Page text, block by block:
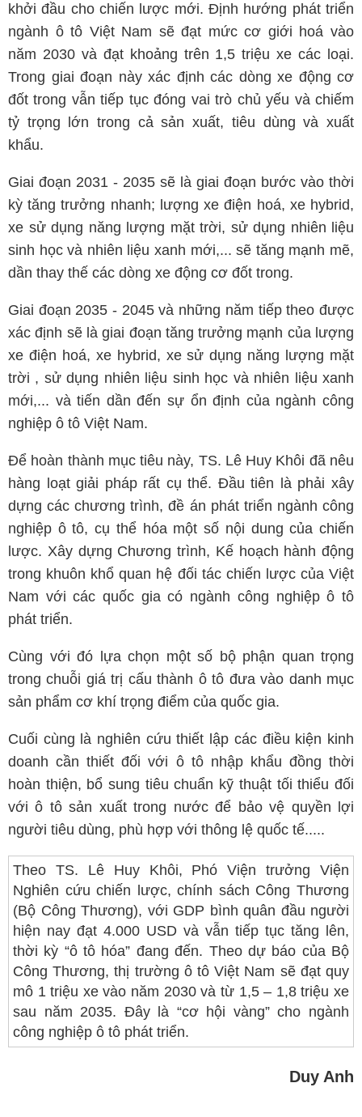
khởi đầu cho chiến lược mới. Định hướng phát triển
ngành ô tô Việt Nam sẽ đạt mức cơ giới hoá vào
năm 2030 và đạt khoảng trên 1,5 triệu xe các loại.
Trong giai đoạn này xác định các dòng xe động cơ
đốt trong vẫn tiếp tục đóng vai trò chủ yếu và chiếm
tỷ trọng lớn trong cả sản xuất, tiêu dùng và xuất
khẩu.
Giai đoạn 2031 - 2035 sẽ là giai đoạn bước vào thời
kỳ tăng trưởng nhanh; lượng xe điện hoá, xe hybrid,
xe sử dụng năng lượng mặt trời, sử dụng nhiên liệu
sinh học và nhiên liệu xanh mới,... sẽ tăng mạnh mẽ,
dần thay thế các dòng xe động cơ đốt trong.
Giai đoạn 2035 - 2045 và những năm tiếp theo được
xác định sẽ là giai đoạn tăng trưởng mạnh của lượng
xe điện hoá, xe hybrid, xe sử dụng năng lượng mặt
trời , sử dụng nhiên liệu sinh học và nhiên liệu xanh
mới,... và tiến dần đến sự ổn định của ngành công
nghiệp ô tô Việt Nam.
Để hoàn thành mục tiêu này, TS. Lê Huy Khôi đã nêu
hàng loạt giải pháp rất cụ thể. Đầu tiên là phải xây
dựng các chương trình, đề án phát triển ngành công
nghiệp ô tô, cụ thể hóa một số nội dung của chiến
lược. Xây dựng Chương trình, Kế hoạch hành động
trong khuôn khổ quan hệ đối tác chiến lược của Việt
Nam với các quốc gia có ngành công nghiệp ô tô
phát triển.
Cùng với đó lựa chọn một số bộ phận quan trọng
trong chuỗi giá trị cấu thành ô tô đưa vào danh mục
sản phẩm cơ khí trọng điểm của quốc gia.
Cuối cùng là nghiên cứu thiết lập các điều kiện kinh
doanh cần thiết đối với ô tô nhập khẩu đồng thời
hoàn thiện, bổ sung tiêu chuẩn kỹ thuật tối thiểu đối
với ô tô sản xuất trong nước để bảo vệ quyền lợi
người tiêu dùng, phù hợp với thông lệ quốc tế.....
Theo TS. Lê Huy Khôi, Phó Viện trưởng Viện
Nghiên cứu chiến lược, chính sách Công Thương
(Bộ Công Thương), với GDP bình quân đầu người
hiện nay đạt 4.000 USD và vẫn tiếp tục tăng lên,
thời kỳ “ô tô hóa” đang đến. Theo dự báo của Bộ
Công Thương, thị trường ô tô Việt Nam sẽ đạt quy
mô 1 triệu xe vào năm 2030 và từ 1,5 – 1,8 triệu xe
sau năm 2035. Đây là “cơ hội vàng” cho ngành
công nghiệp ô tô phát triển.
Duy Anh